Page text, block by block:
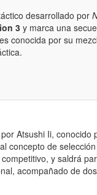
desarrollado por
3y marca una
conocida por su
Atsushi Ii, conocido
concepto de
y saldrá
acompañado de